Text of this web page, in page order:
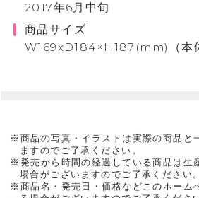
2017年6月中旬
商品サイズ
W169xD184×H187(mm)（本
※商品の写真・イラストは実際の商品と
ますのでご了承ください。
※発売から時間の経過している商品は生
場合がございますのでご了承ください。
※商品名・発売日・価格などこのホーム